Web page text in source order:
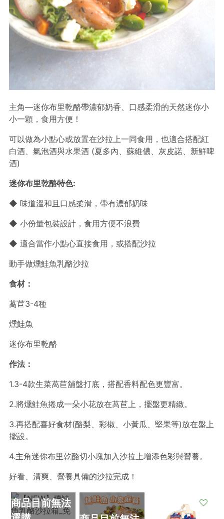
主角—迷你布里乾酪帶濃郁奶香、口感柔滑的天然迷你小
小一顆，食用方便！
可以做為小點心或放置在沙拉上一同食用，也適合搭配紅
白酒、氣泡酒與水果酒 (夏多內、蘇維儂、灰皮諾、新鮮啤
酒)
迷你布里乾酪特色:
◆ 味道溫和且口感柔滑，帶有濃郁奶味
◆ 小份量包裝設計，食用方便不浪費
◆ 適合當作小點心直接食用，或搭配沙拉
動手做燻鮭魚乳酪沙拉
食材：
萵苣3-4種
燻鮭魚
迷你布里乾酪
作法：
1.3-4款生菜萵苣舖盤打底，搭配香料配色更豐富。
2.將燻鮭魚捲成一朵小花放在萵苣上，擺盤更精緻。
3.再搭配喜好食材(酪梨、彩椒、小黃瓜、堅果等)放在盤上
擺設。
4.主角迷你布里乾酪切小塊加入沙拉上增添色彩與營養。
好看、清爽、營養具備的沙拉完成！
商品目前無法